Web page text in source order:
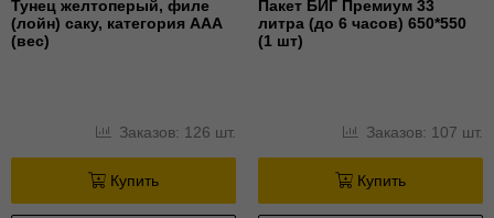
Тунец желтоперый, филе
(лойн) cаку, категория ААА
(вес)
Заказов: 126 шт.
Купить
Пакет БИГ Премиум 33
литра (до 6 часов) 650*550
(1 шт)
Заказов: 107 шт.
Купить